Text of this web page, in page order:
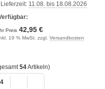
Lieferzeit: 11.08. bis 18.08.2026
Preis 42,95 €
19 % MwSt. zzgl. Versandkosten
54Artikeln)
4